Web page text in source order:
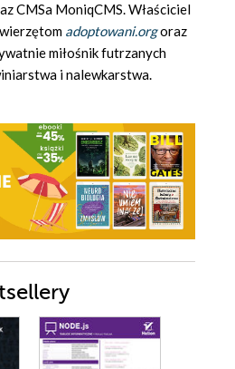
CMSa MoniqCMS. Właściciel
adoptowani.orgoraz
miłośnik futrzanych
i nalewkarstwa.